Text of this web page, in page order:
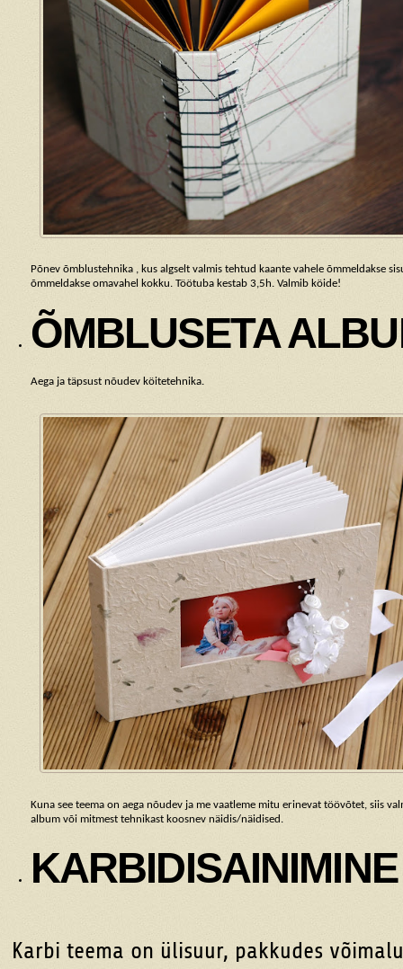
Põnev õmblustehnika , kus algselt valmis tehtud kaante vahele õmmeldakse
õmmeldakse omavahel kokku. Töötuba kestab 3,5h. Valmib köide!
ÕMBLUSETA
Aega ja täpsust nõudev köitetehnika.
Kuna see teema on aega nõudev ja me vaatleme mitu erinevat töövõtet, siis
album või mitmest tehnikast koosnev näidis/näidised.
KARBIDISAINIMINE
Karbi teema on ülisuur, pakkudes